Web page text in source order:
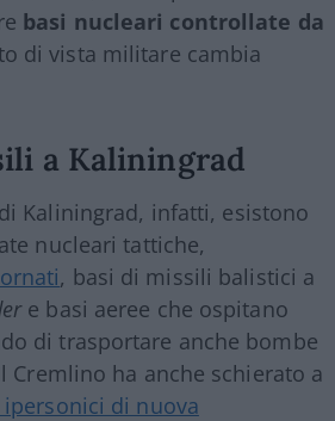
basi nucleari controllate da
di vista militare cambia
a Kaliningrad
Kaliningrad, infatti, esistono
nucleari tattiche,
, basi di missili balistici a
e basi aeree che ospitano
di trasportare anche bombe
Cremlino ha anche schierato a
di nuova